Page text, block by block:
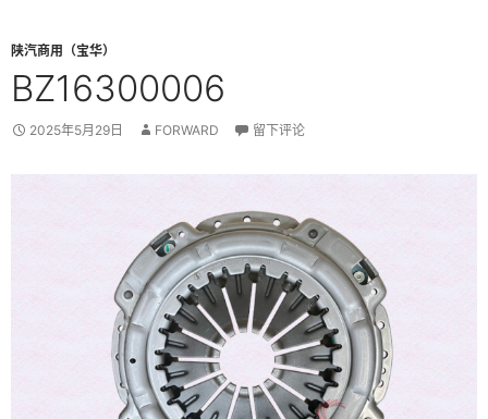
陕汽商用（宝华）
BZ16300006
2025年5月29日 FORWARD 留下评论